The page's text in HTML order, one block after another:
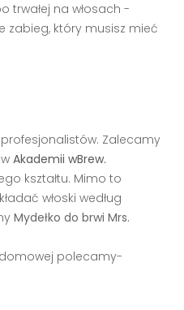
trwałej na włosach -
zabieg, który musisz mieć
Zalecamy
Akademii wBrew.
kształtu. Mimo to
włoski według
Mydełko do brwi Mrs.
polecamy-